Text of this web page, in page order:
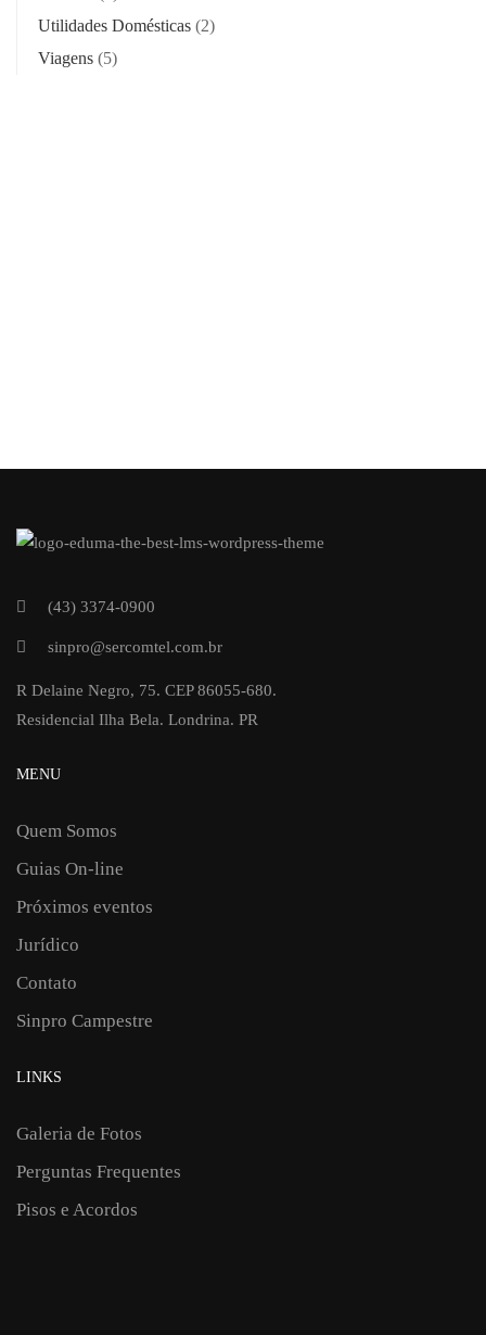
Utilidades Domésticas (2)
Viagens (5)
(43) 3374-0900
sinpro@sercomtel.com.br
R Delaine Negro, 75. CEP 86055-680.
Residencial Ilha Bela. Londrina. PR
MENU
Quem Somos
Guias On-line
Próximos eventos
Jurídico
Contato
Sinpro Campestre
LINKS
Galeria de Fotos
Perguntas Frequentes
Pisos e Acordos